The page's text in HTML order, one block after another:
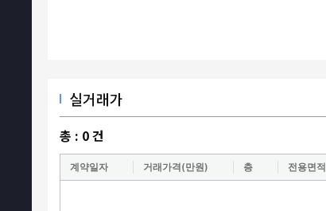
실거래가
총 : 0건
계약일자 거래가격(만원) 층 전용면적